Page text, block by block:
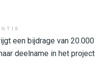
een bijdrage van 20.000
deelname in het project